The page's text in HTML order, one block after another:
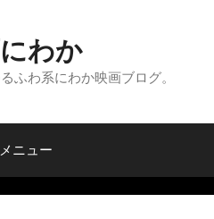
わか
ふわ系にわか映画ブログ。
メニュー